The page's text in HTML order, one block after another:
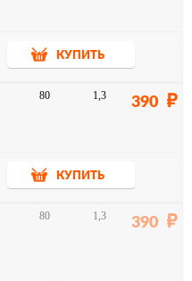
КУПИТЬ
80 1,3 390
КУПИТЬ
80 1,3 390